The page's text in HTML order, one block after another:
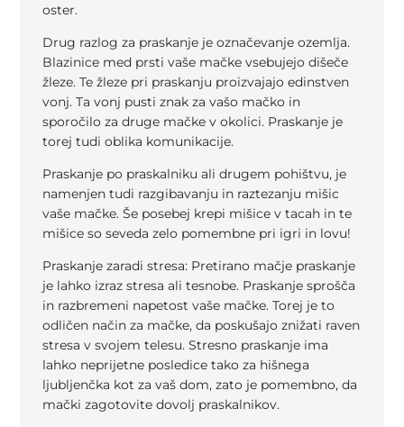
oster.
Drug razlog za praskanje je označevanje ozemlja.
Blazinice med prsti vaše mačke vsebujejo dišeče
žleze. Te žleze pri praskanju proizvajajo edinstven
vonj. Ta vonj pusti znak za vašo mačko in
sporočilo za druge mačke v okolici. Praskanje je
torej tudi oblika komunikacije.
Praskanje po praskalniku ali drugem pohištvu, je
namenjen tudi razgibavanju in raztezanju mišic
vaše mačke. Še posebej krepi mišice v tacah in te
mišice so seveda zelo pomembne pri igri in lovu!
Praskanje zaradi stresa: Pretirano mačje praskanje
je lahko izraz stresa ali tesnobe. Praskanje sprošča
in razbremeni napetost vaše mačke. Torej je to
odličen način za mačke, da poskušajo znižati raven
stresa v svojem telesu. Stresno praskanje ima
lahko neprijetne posledice tako za hišnega
ljubljenčka kot za vaš dom, zato je pomembno, da
mački zagotovite dovolj praskalnikov.